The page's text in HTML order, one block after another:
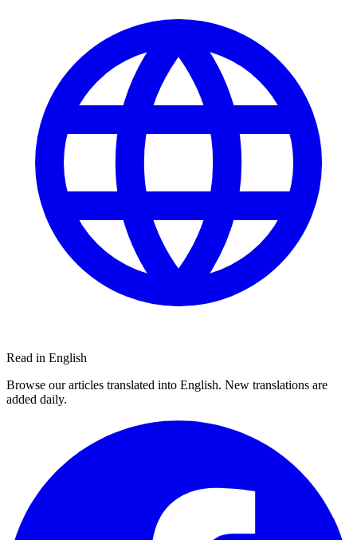
Read in English
Browse our articles translated into English. New translations are
added daily.